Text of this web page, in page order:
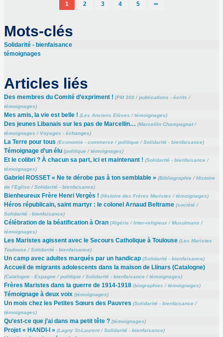
1 2 3 4 5 ∞
Mots-clés
Solidarité - bienfaisance
témoignages
Articles liés
Des membres du Comité d’expriment ! (PM 300/publications - écrits /
témoignages)
Mes amis, la vie est belle ! (Les Anciens Elèves /témoignages)
Des jeunes Libanais sur les pas de Marcellin… (Marcellin Champagnat/
témoignages / Voyages - échanges)
La Terre pour tous (Economie - commerce/politique/Solidarité - bienfaisance)
Témoignage d’un élu (politique/témoignages)
Et le colibri ? À chacun sa part, ici et maintenant ! (Solidarité - bienfaisance/
témoignages)
Gabriel ROSSET « Ne te dérobe pas à ton semblable » (Bibliographie/Histoire
de l’Eglise/Solidarité - bienfaisance)
Bienheureux Frère Henri Vergès ! (Histoire des Frères Maristes /témoignages)
Héros républicain, saint martyr : le colonel Arnaud Beltrame (société/
Solidarité - bienfaisance)
Célébration de la béatification à Oran (Algérie/Inter-religieux/Musulmans /
témoignages)
Les Maristes agissent avec le Secours Catholique à Toulouse (Les Maristes
Toulouse/Solidarité - bienfaisance)
Un camp avec adultes marqués par un handicap (Solidarité - bienfaisance)
Accueil de migrants adolescents dans la maison de Llinars (Catalogne)
(Catalogne - Espagne/politique/Solidarité - bienfaisance/témoignages)
Frères Maristes dans la guerre de 1914-1918 (biographies /témoignages)
Témoignage à deux voix (témoignages)
Un mois chez les Petites Sœurs des Pauvres (Solidarité - bienfaisance/
témoignages)
Qu’est-ce que j’ai dans ma petit tête ? (témoignages)
Projet « HANDI-I » (Lagny St-Laurent/Solidarité - bienfaisance)